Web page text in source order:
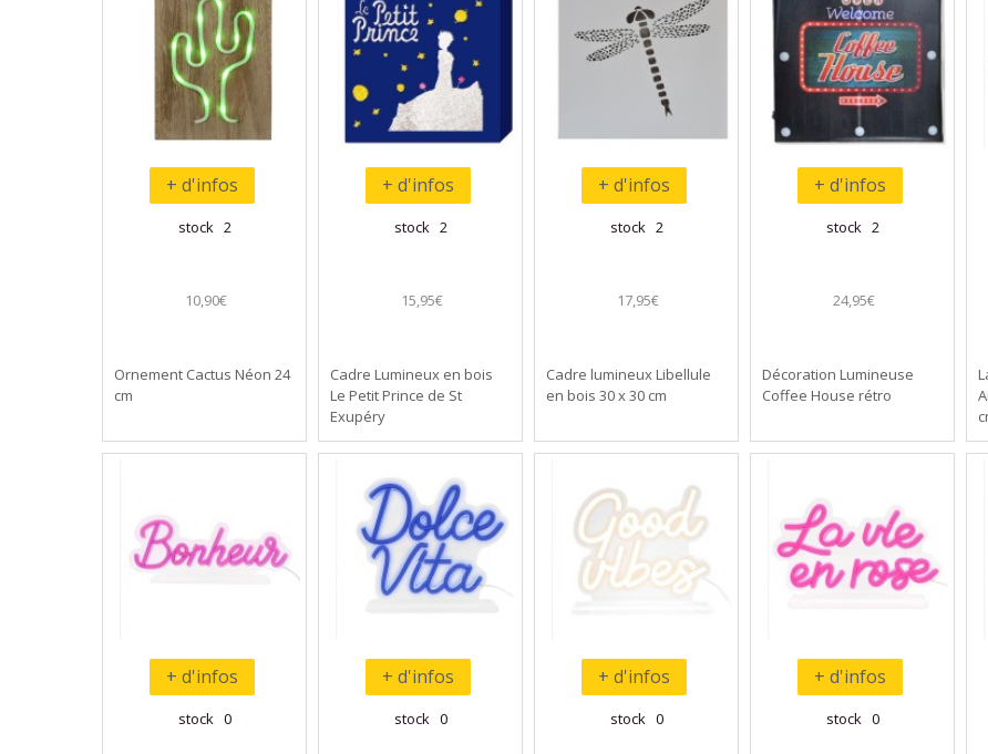
+ d'infos
stock 2
10,90€
Ornement Cactus Néon 24
cm
+ d'infos
stock 2
15,95€
Cadre Lumineux en bois
Le Petit Prince de St
Exupéry
+ d'infos
stock 2
17,95€
Cadre lumineux Libellule
en bois 30 x 30 cm
+ d'infos
stock 2
24,95€
Décoration Lumineuse
Coffee House rétro
+ d'infos
stock 0
+ d'infos
stock 0
+ d'infos
stock 0
+ d'infos
stock 0